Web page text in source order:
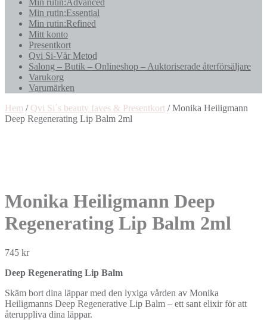
Min rutin:Advanced
Min rutin:Essential
Min rutin:Refined
Mitt konto
Presentkort
Qvi Si-Vår Metod
Salong – Butik – Onlineshop – Auktoriserade återförsäljare
Varukorg
Varumärken
Hem / Qvi Si´s beauty faves & Presentkort / Monika Heiligmann
Deep Regenerating Lip Balm 2ml
Monika Heiligmann Deep
Regenerating Lip Balm 2ml
745 kr
Deep Regenerating Lip Balm
Skäm bort dina läppar med den lyxiga vården av Monika
Heiligmanns Deep Regenerative Lip Balm – ett sant elixir för att
återuppliva dina läppar.